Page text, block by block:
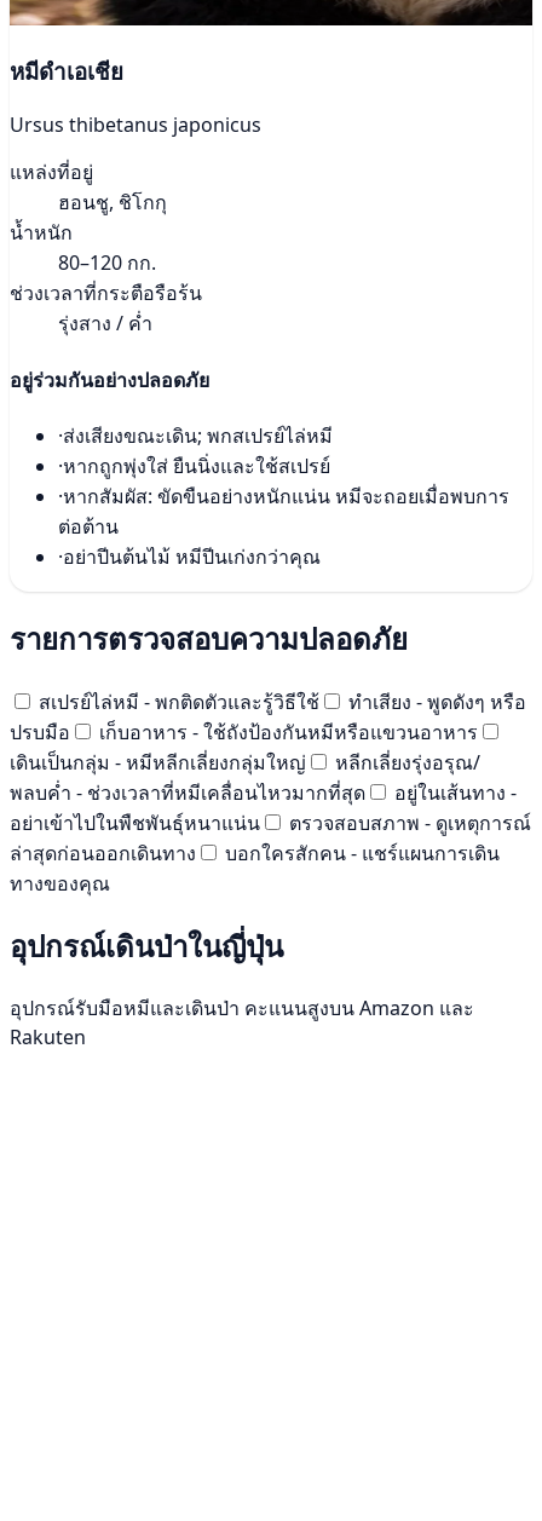
หมีดำเอเชีย
Ursus thibetanus japonicus
แหล่งที่อยู่
ฮอนชู, ชิโกกุ
น้ำหนัก
80–120 กก.
ช่วงเวลาที่กระตือรือร้น
รุ่งสาง / ค่ำ
อยู่ร่วมกันอย่างปลอดภัย
·ส่งเสียงขณะเดิน; พกสเปรย์ไล่หมี
·หากถูกพุ่งใส่ ยืนนิ่งและใช้สเปรย์
·หากสัมผัส: ขัดขืนอย่างหนักแน่น หมีจะถอยเมื่อพบการ
ต่อต้าน
·อย่าปีนต้นไม้ หมีปีนเก่งกว่าคุณ
รายการตรวจสอบความปลอดภัย
สเปรย์ไล่หมี - พกติดตัวและรู้วิธีใช้
ทำเสียง - พูดดังๆ หรือ
ปรบมือ
เก็บอาหาร - ใช้ถังป้องกันหมีหรือแขวนอาหาร
เดินเป็นกลุ่ม - หมีหลีกเลี่ยงกลุ่มใหญ่
หลีกเลี่ยงรุ่งอรุณ/
พลบค่ำ - ช่วงเวลาที่หมีเคลื่อนไหวมากที่สุด
อยู่ในเส้นทาง -
อย่าเข้าไปในพืชพันธุ์หนาแน่น
ตรวจสอบสภาพ - ดูเหตุการณ์
ล่าสุดก่อนออกเดินทาง
บอกใครสักคน - แชร์แผนการเดิน
ทางของคุณ
อุปกรณ์เดินป่าในญี่ปุ่น
อุปกรณ์รับมือหมีและเดินป่า คะแนนสูงบน Amazon และ
Rakuten